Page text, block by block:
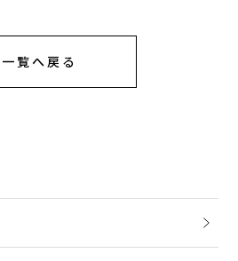
一覧へ戻る